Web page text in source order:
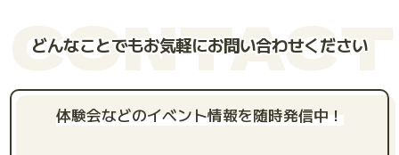
CONTACT
どんなことでもお気軽にお問い合わせください
体験会などのイベント情報を随時発信中！